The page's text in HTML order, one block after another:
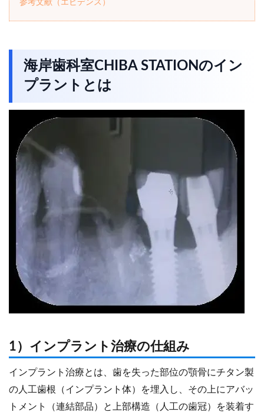
参考文献（エビデンス）
海岸歯科室CHIBA STATIONのイン
プラントとは
1）インプラント治療の仕組み
インプラント治療とは、歯を失った部位の顎骨にチタン製
の人工歯根（インプラント体）を埋入し、その上にアバッ
トメント（連結部品）と上部構造（人工の歯冠）を装着す